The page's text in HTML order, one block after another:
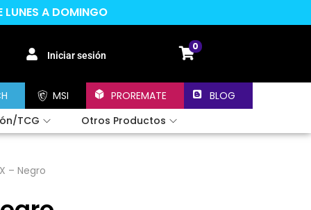
LUNES A DOMINGO
Iniciar sesión
0
MSI PROREMATE
BLOG
TCG
Otros Productos
– Negro